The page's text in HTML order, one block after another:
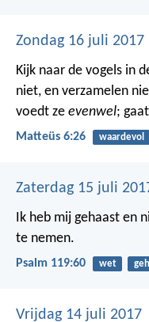
Zondag 16 juli 2017
Kijk naar de vogels in
niet, en verzamelen
voedt ze evenwel;
Matteüs 6:26 waardevol
Zaterdag 15 juli
Ik heb mij gehaast en
te nemen.
Psalm 119:60 wet
Vrijdag 14 juli 2017